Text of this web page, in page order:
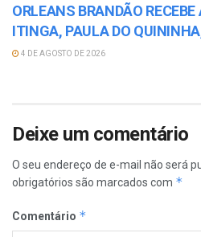
ORLEANS BRANDÃO RECEBE
ITINGA, PAULA DO
4 DE AGOSTO DE 2026
Deixe um comentário
O seu endereço de e-mail não será
obrigatórios são marcados com *
Comentário *